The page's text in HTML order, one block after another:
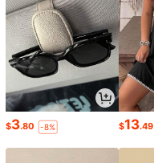
$3.80 -8% $13.49